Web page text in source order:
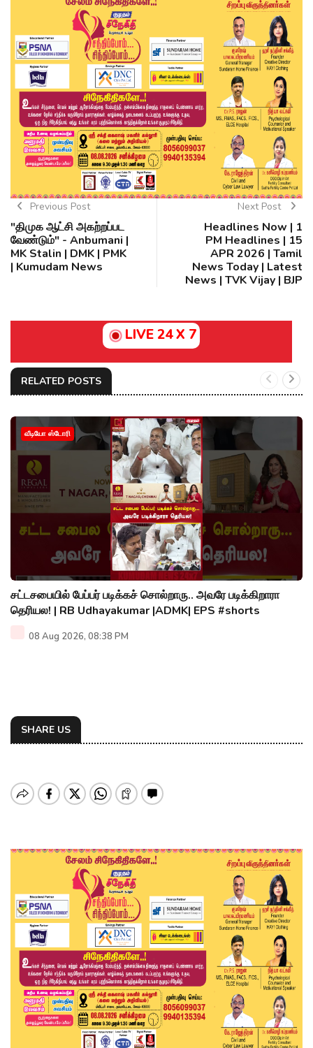
Previous Post
"திமுக ஆட்சி அகற்றப்பட
வேண்டும்" - Anbumani |
MK Stalin | DMK | PMK
| Kumudam News
Next Post
Headlines Now | 1
PM Headlines | 15
APR 2026 | Tamil
News Today | Latest
News | TVK Vijay | BJP
LIVE 24 X 7
RELATED POSTS
வீடியோ ஸ்டோரி
சட்டசபையில் பேப்பர் படிக்கச் சொல்றாரு.. அவரே படிக்கிறாரா
தெரியல! | RB Udhayakumar |ADMK| EPS #shorts
08 Aug 2026, 08:38 PM
SHARE US